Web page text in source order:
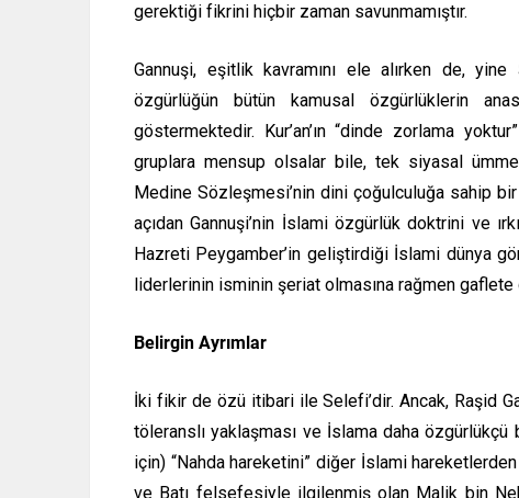
gerektiği fikrini hiçbir zaman savunmamıştır.
Gannuşi, eşitlik kavramını ele alırken de,
özgürlüğün bütün kamusal özgürlüklerin
göstermektedir. Kur’an’ın “dinde zorlama
gruplara mensup olsalar bile, tek siyasal
Medine Sözleşmesi’nin dini çoğulculuğa sahip
açıdan Gannuşi’nin İslami özgürlük doktrini ve
Hazreti Peygamber’in geliştirdiği İslami dünya
liderlerinin isminin şeriat olmasına rağmen
Belirgin Ayrımlar
İki fikir de özü itibari ile Selefi’dir. Ancak, Raşid
töleranslı yaklaşması ve İslama daha özgürlükçü
için) “Nahda hareketini” diğer İslami hareketlerden
ve Batı felsefesiyle ilgilenmiş olan Malik bin